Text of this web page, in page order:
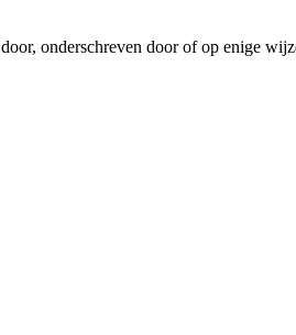
onderschreven door of op enige